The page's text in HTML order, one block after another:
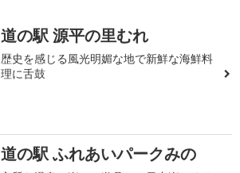
道の駅 源平の里むれ
歴史を感じる風光明媚な地で新鮮な海鮮料
理に舌鼓
道の駅 ふれあいパークみの